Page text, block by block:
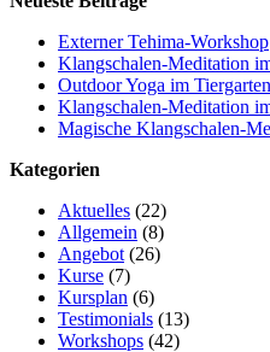
Externer Tehima-Workshop
Klangschalen-Meditation
Outdoor Yoga im
Klangschalen-Meditation
Magische Klangschalen-
Kategorien
Aktuelles (22)
Allgemein (8)
Angebot (26)
Kurse (7)
Kursplan (6)
Testimonials (13)
Workshops (42)